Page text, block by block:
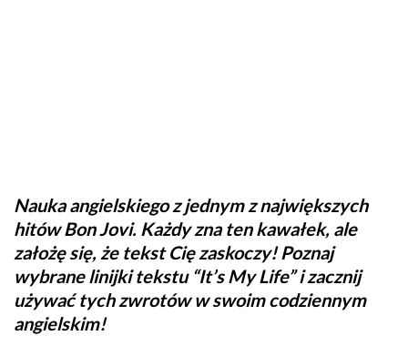
Nauka angielskiego z jednym z największych
hitów Bon Jovi. Każdy zna ten kawałek, ale
założę się, że tekst Cię zaskoczy! Poznaj
wybrane linijki tekstu “It’s My Life” i zacznij
używać tych zwrotów w swoim codziennym
angielskim!